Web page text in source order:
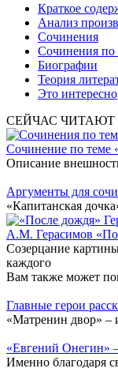
Краткое
Анализ
Сочинения
Сочинения по
Биографии
Теория
Это интересно
СЕЙЧАС ЧИТАЮТ
Сочинение по теме
Описание
Аргументы для
«Капитанская
А.М. Герасимов
Созерцание
каждого
Вам также может
Главные герои
«Матренин двор» –
«Евгений Онегин»
Именно благодаря